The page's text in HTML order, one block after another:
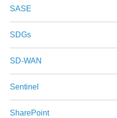
SASE
SDGs
SD-WAN
Sentinel
SharePoint